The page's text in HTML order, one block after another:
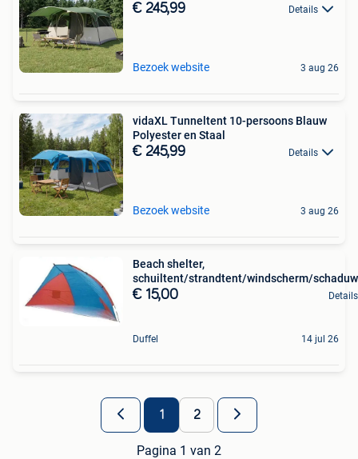
€ 245,99 Details
Bezoek website 3 aug 26
vidaXL Tunneltent 10-persoons Blauw
Polyester en Staal
€ 245,99 Details
Bezoek website 3 aug 26
Beach shelter,
schuiltent/strandtent/windscherm/
€ 15,00 Details
Duffel 14 jul 26
1 2
Pagina 1 van 2